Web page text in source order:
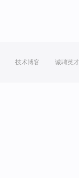
技术博客 诚聘英才